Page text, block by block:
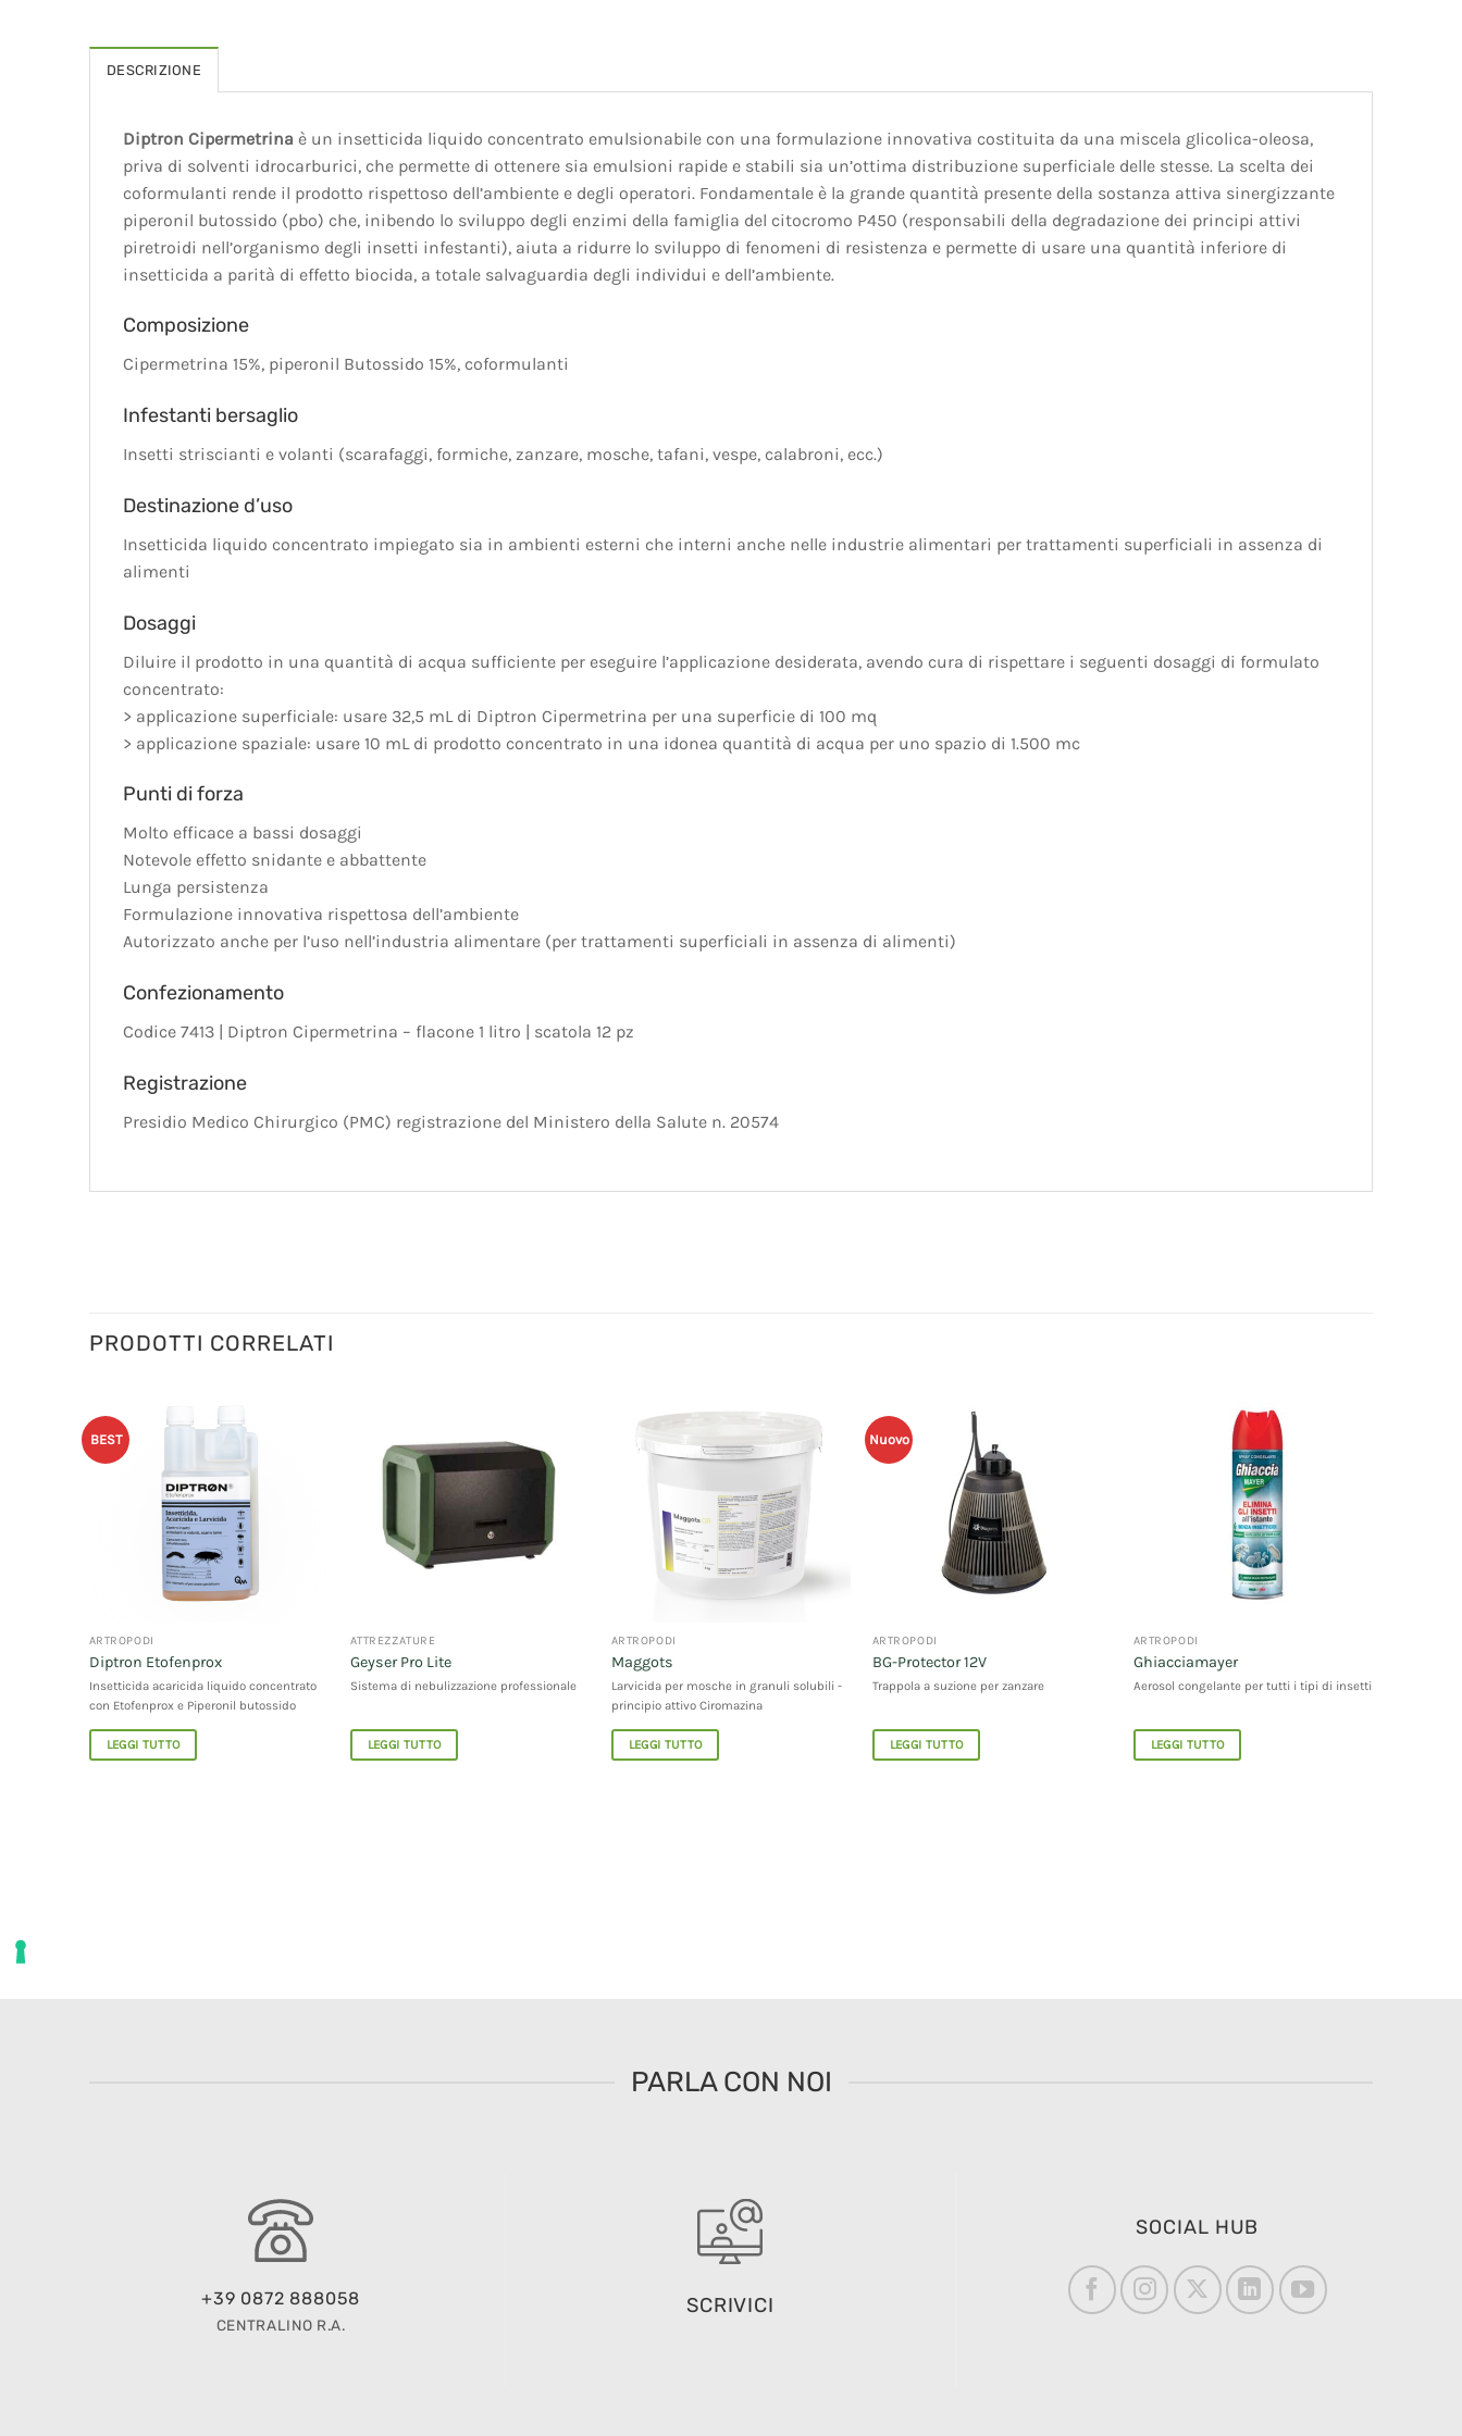
DESCRIZIONE
Diptron Cipermetrina è un insetticida liquido concentrato emulsionabile con una formulazione innovativa costituita da una miscela glicolica-oleosa,
priva di solventi idrocarburici, che permette di ottenere sia emulsioni rapide e stabili sia un’ottima distribuzione superficiale delle stesse. La scelta dei
coformulanti rende il prodotto rispettoso dell’ambiente e degli operatori. Fondamentale è la grande quantità presente della sostanza attiva sinergizzante
piperonil butossido (pbo) che, inibendo lo sviluppo degli enzimi della famiglia del citocromo P450 (responsabili della degradazione dei principi attivi
piretroidi nell’organismo degli insetti infestanti), aiuta a ridurre lo sviluppo di fenomeni di resistenza e permette di usare una quantità inferiore di
insetticida a parità di effetto biocida, a totale salvaguardia degli individui e dell’ambiente.
Composizione
Cipermetrina 15%, piperonil Butossido 15%, coformulanti
Infestanti bersaglio
Insetti striscianti e volanti (scarafaggi, formiche, zanzare, mosche, tafani, vespe, calabroni, ecc.)
Destinazione d’uso
Insetticida liquido concentrato impiegato sia in ambienti esterni che interni anche nelle industrie alimentari per trattamenti superficiali in assenza di
alimenti
Dosaggi
Diluire il prodotto in una quantità di acqua sufficiente per eseguire l’applicazione desiderata, avendo cura di rispettare i seguenti dosaggi di formulato
concentrato:
> applicazione superficiale: usare 32,5 mL di Diptron Cipermetrina per una superficie di 100 mq
> applicazione spaziale: usare 10 mL di prodotto concentrato in una idonea quantità di acqua per uno spazio di 1.500 mc
Punti di forza
Molto efficace a bassi dosaggi
Notevole effetto snidante e abbattente
Lunga persistenza
Formulazione innovativa rispettosa dell’ambiente
Autorizzato anche per l’uso nell’industria alimentare (per trattamenti superficiali in assenza di alimenti)
Confezionamento
Codice 7413 | Diptron Cipermetrina – flacone 1 litro | scatola 12 pz
Registrazione
Presidio Medico Chirurgico (PMC) registrazione del Ministero della Salute n. 20574
PRODOTTI CORRELATI
BEST
ARTROPODI
Diptron Etofenprox
Insetticida acaricida liquido concentrato
con Etofenprox e Piperonil butossido
LEGGI TUTTO
ATTREZZATURE
Geyser Pro Lite
Sistema di nebulizzazione professionale
LEGGI TUTTO
ARTROPODI
Maggots
Larvicida per mosche in granuli solubili -
principio attivo Ciromazina
LEGGI TUTTO
Nuovo
ARTROPODI
BG-Protector 12V
Trappola a suzione per zanzare
LEGGI TUTTO
ARTROPODI
Ghiacciamayer
Aerosol congelante per tutti i tipi di insetti
LEGGI TUTTO
PARLA CON NOI
+39 0872 888058
CENTRALINO R.A.
SCRIVICI
SOCIAL HUB